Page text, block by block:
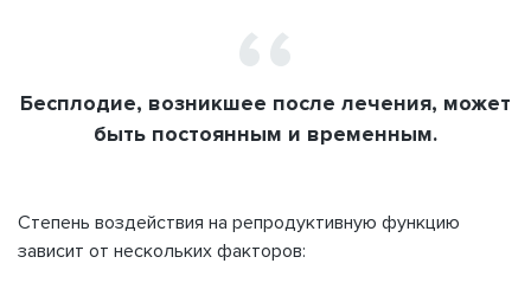
Бесплодие, возникшее после лечения, может
быть постоянным и временным.
Степень воздействия на репродуктивную функцию
зависит от нескольких факторов: